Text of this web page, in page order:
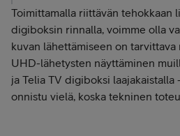
Toimittamalla riittävän tehokkaan
digiboksin rinnalla, voimme olla
kuvan lähettämiseen on tarvittava
UHD-lähetysten näyttäminen
ja Telia TV digiboksi laajakaistalla
onnistu vielä, koska tekninen